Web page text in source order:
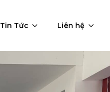
Tin Tức Liên hệ